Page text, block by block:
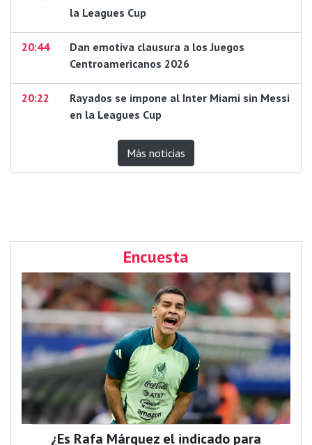
la Leagues Cup
20:44
Dan emotiva clausura a los Juegos
Centroamericanos 2026
20:22
Rayados se impone al Inter Miami sin Messi
en la Leagues Cup
Más noticias
Encuesta
¿Es Rafa Márquez el indicado para